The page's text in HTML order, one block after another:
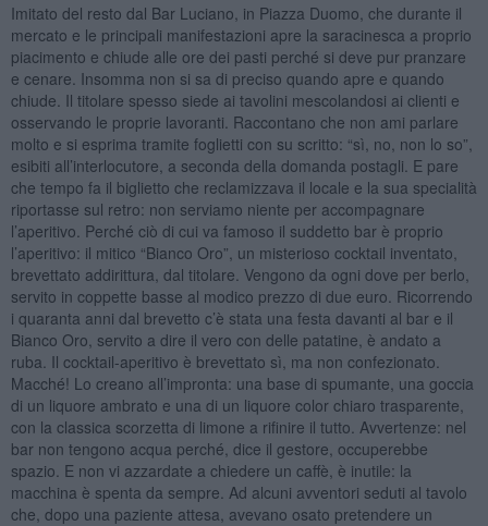
Imitato del resto dal Bar Luciano, in Piazza Duomo, che durante il
mercato e le principali manifestazioni apre la saracinesca a proprio
piacimento e chiude alle ore dei pasti perché si deve pur pranzare
e cenare. Insomma non si sa di preciso quando apre e quando
chiude. Il titolare spesso siede ai tavolini mescolandosi ai clienti e
osservando le proprie lavoranti. Raccontano che non ami parlare
molto e si esprima tramite foglietti con su scritto: “sì, no, non lo so”,
esibiti all’interlocutore, a seconda della domanda postagli. E pare
che tempo fa il biglietto che reclamizzava il locale e la sua specialità
riportasse sul retro: non serviamo niente per accompagnare
l’aperitivo. Perché ciò di cui va famoso il suddetto bar è proprio
l’aperitivo: il mitico “Bianco Oro”, un misterioso cocktail inventato,
brevettato addirittura, dal titolare. Vengono da ogni dove per berlo,
servito in coppette basse al modico prezzo di due euro. Ricorrendo
i quaranta anni dal brevetto c’è stata una festa davanti al bar e il
Bianco Oro, servito a dire il vero con delle patatine, è andato a
ruba. Il cocktail-aperitivo è brevettato sì, ma non confezionato.
Macché! Lo creano all’impronta: una base di spumante, una goccia
di un liquore ambrato e una di un liquore color chiaro trasparente,
con la classica scorzetta di limone a rifinire il tutto. Avvertenze: nel
bar non tengono acqua perché, dice il gestore, occuperebbe
spazio. E non vi azzardate a chiedere un caffè, è inutile: la
macchina è spenta da sempre. Ad alcuni avventori seduti al tavolo
che, dopo una paziente attesa, avevano osato pretendere un